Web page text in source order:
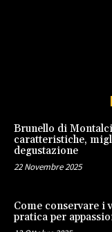
Brunello di
caratteristiche,
degustazione
22 Novembre 2025
Come conservare i
pratica per